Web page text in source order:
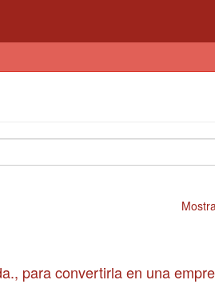
para convertirla en una